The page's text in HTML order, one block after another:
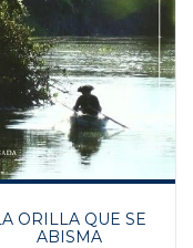
ORILLA QUE SE
ABISMA